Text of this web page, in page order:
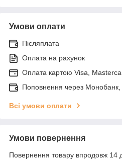
Умови оплати
Післяплата
Оплата на рахунок
Оплата картою Visa,
Поповнення через Монобанк,
Всі умови оплати
Умови повернення
Повернення товару впродовж 14